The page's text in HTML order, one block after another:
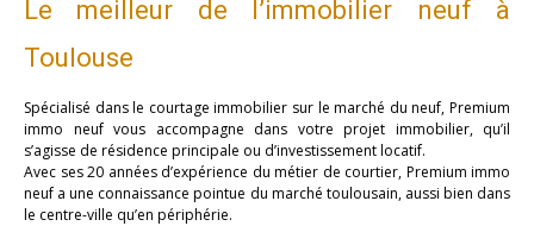
Le meilleur de l’immobilier neuf à
Toulouse
Spécialisé dans le courtage immobilier sur le marché du neuf, Premium
immo neuf vous accompagne dans votre projet immobilier, qu’il
s’agisse de résidence principale ou d’investissement locatif.
Avec ses 20 années d’expérience du métier de courtier, Premium immo
neuf a une connaissance pointue du marché toulousain, aussi bien dans
le centre-ville qu’en périphérie.